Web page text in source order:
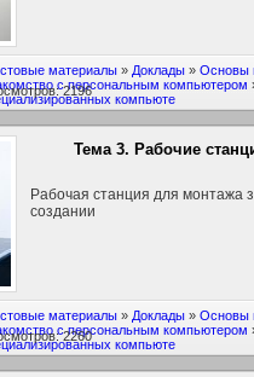
материалы » Доклады » Основы
с персональным компьютером
компьюте
2196
Тема 3. Рабочие
Рабочая станция для монтажа
создании
материалы » Доклады » Основы
с персональным компьютером
компьюте
2260